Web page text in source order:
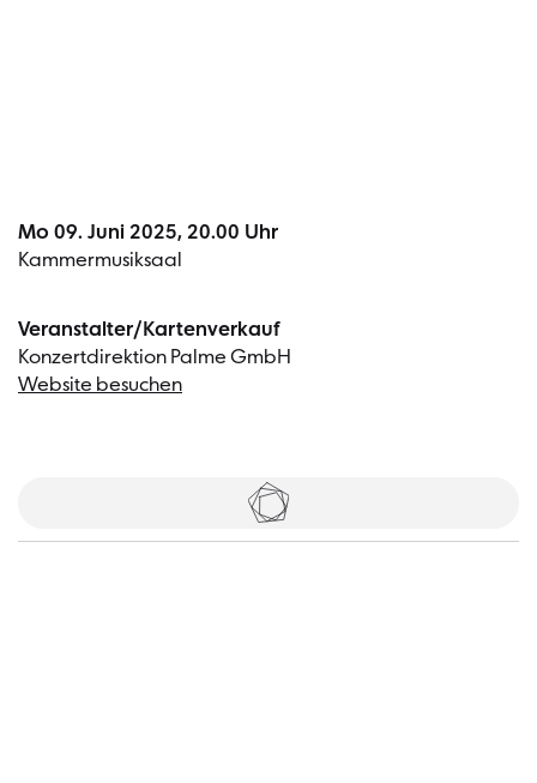
Mo 09. Juni 2025, 20.00 Uhr
Kammermusiksaal
Veranstalter/Kartenverkauf
Konzertdirektion Palme GmbH
Website besuchen
Tickets